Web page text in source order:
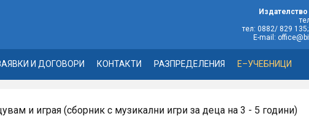
тел: 0882/ 829
E-mail:
И ДОГОВОРИ КОНТАКТИ РАЗПРЕДЕЛЕНИЯ Е–УЧЕБНИЦИ
и играя (сборник с музикални игри за деца на 3 - 5 години)